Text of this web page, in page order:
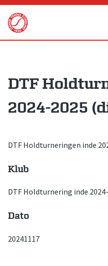
Skip
content
DTF
2024-2025
DTF Holdturneringen inde
Klub
DTF Holdturnering inde
Dato
20241117